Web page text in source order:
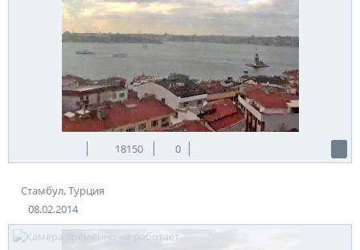
18150 0
Стамбул, Турция
08.02.2014